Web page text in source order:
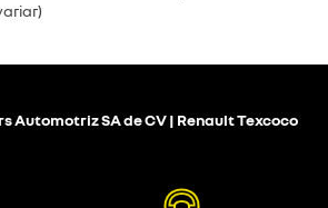
Automotriz SA de CV | Renault Texcoco